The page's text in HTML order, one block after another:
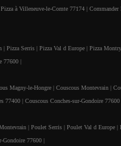
à Villeneuve-le-Comte 77174 | Commander
| Pizza Serris | Pizza Val d Europe | Pizza
77600 |
Magny-le-Hongre | Couscous Montevrain |
77400 | Couscous Conches-sur-Gondoire 77600 |
| Poulet Serris | Poulet Val d Europe |
Gondoire 77600 |